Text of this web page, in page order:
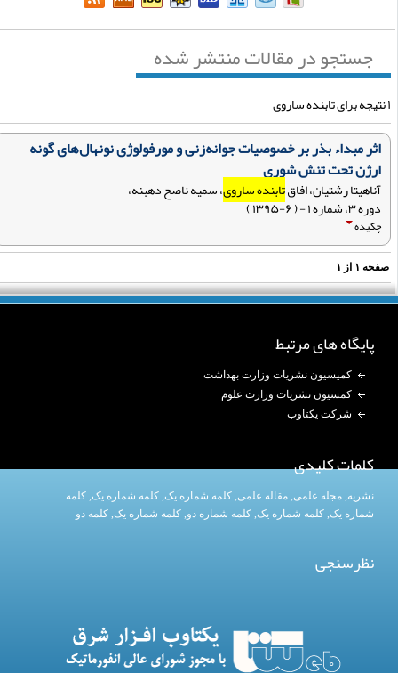
جستجو در مقالات منتشر شده
اثر مبداء بذر بر خصوصیات جوانه‌زنی و مورفولوژی نونهال‌های گونه
ارژن تحت تنش شوری
آناهیتا رشتیان، افاقتابنده ساروی، سمیه ناصح دهبنه،
دوره ۳، شماره ۱ - ( ۶-۱۳۹۵ )
چکیده
۱از ۱
پایگاه های مرتبط
کمیسیون نشریات وزارت بهداشت
کمسیون نشریات وزارت علوم
شرکت یکتاوب
کلمات کلیدی
نشریه,مجله علمی,مقاله علمی,کلمه شماره یک, کلمه شماره یک,کلمه
شماره یک,کلمه شماره یک, کلمه شماره دو,کلمه شماره یک,کلمه دو
نظرسنجی